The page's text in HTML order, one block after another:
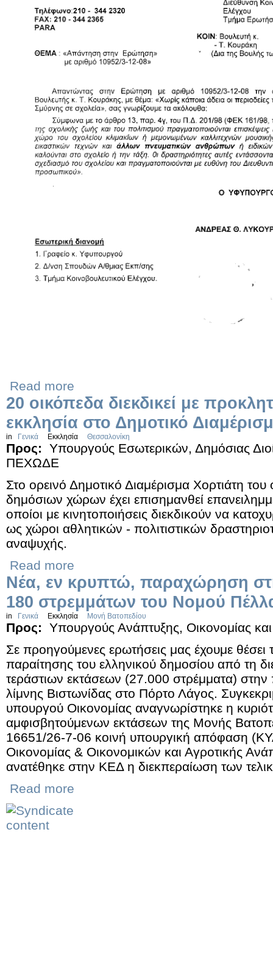
Read more
20 οικόπεδα διεκδικεί με
εκκλησία στο Δημοτικό
in Γενικά Εκκλησία Θεσσαλονίκη
Προς:
Υπουργούς Εσωτερικών, Δημόσιας
ΠΕΧΩΔΕ
Στο ορεινό Δημοτικό Διαμέρισμα Χορτιάτη
δημόσιων χώρων έχει επισημανθεί
οποίοι με κινητοποιήσεις διεκδικούν να
ως χώροι αθλητικών - πολιτιστικών
αναψυχής.
Read more
Νέα, εν κρυπτώ, παραχώρηση
180 στρεμμάτων του Νομού
in Γενικά Εκκλησία Μονή Βατοπεδίου
Προς:
Υπουργούς Ανάπτυξης, Οικονομίας
Σε προηγούμενες ερωτήσεις μας έχουμε
παραίτησης του ελληνικού δημοσίου από τη
τεράστιων εκτάσεων (27.000 στρέμματα) στην
λίμνης Βιστωνίδας στο Πόρτο Λάγος.
υπουργού Οικονομίας αναγνωρίστηκε η
αμφισβητούμενων εκτάσεων της Μονής
16651/26-7-06 κοινή υπουργική απόφαση
Οικονομίας & Οικονομικών και Αγροτικής
ανατέθηκε στην ΚΕΔ η διεκπεραίωση των
Read more